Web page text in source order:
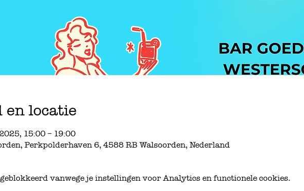
en locatie
15:00 – 19:00
Perkpolderhaven 6, 4588 RB Walsoorden, Nederland
vanwege je instellingen voor Analytics en functionele cookies.